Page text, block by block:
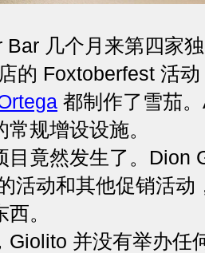
Bar 几个月来第四家
的 Foxtoberfest 活动
都制作了雪茄
规增设设施。
目竟然发生了。Dion
活动和其他促销活动
。
Giolito 并没有举办任